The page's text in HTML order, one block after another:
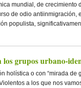
mundial, de crecimiento
de odio antiinmigración,
populista,
los grupos urbano-
holística o con “mirada de
a los que nos